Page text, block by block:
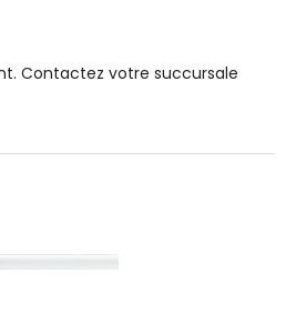
Contactez votre succursale